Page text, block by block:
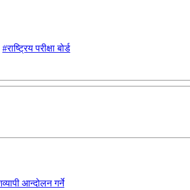
#राष्ट्रिय परीक्षा बोर्ड